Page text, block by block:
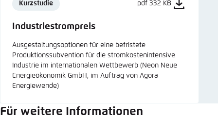
Kurzstudie pdf 332 KB
Industriestrompreis
Ausgestaltungsoptionen für eine befristete
Produktionssubvention für die stromkostenintensive
Industrie im internationalen Wettbewerb (Neon Neue
Energieökonomik GmbH, im Auftrag von Agora
Energiewende)
Für weitere Informationen